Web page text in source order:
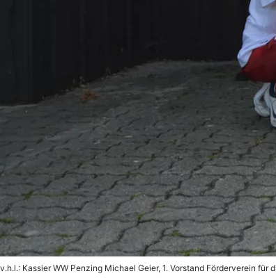
v.h.l.: Kassier WW Penzing Michael Geier, 1. Vorstand Förderverein